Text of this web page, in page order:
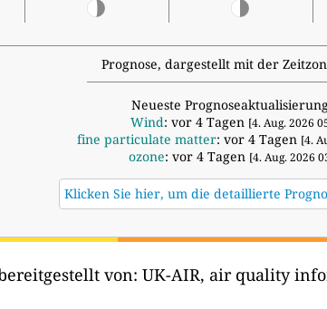
Prognose, dargestellt mit der
Neueste
Wind: vor 4 Tagen [4. Aug. 2026
fine particulate matter: vor 4 Tagen [4.
ozone: vor 4 Tagen [4. Aug. 2026
Klicken Sie hier, um die detaillierte
von: UK-AIR, air quality